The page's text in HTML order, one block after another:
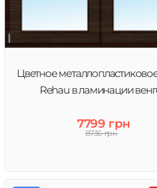
Цветное
Rehau в ламинации
7799 грн
8736 грн